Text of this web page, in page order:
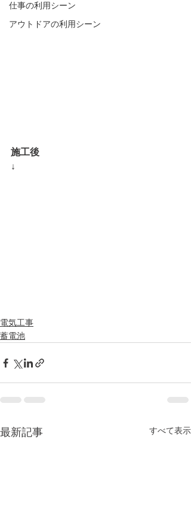
仕事の利用シーン
アウトドアの利用シーン
施工後
↓
電気工事
蓄電池
最新記事 すべて表示